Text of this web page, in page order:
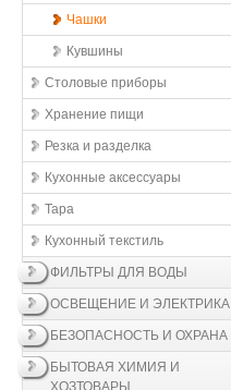
Чашки
Кувшины
Столовые приборы
Хранение пищи
Резка и разделка
Кухонные aксессуары
Тара
Кухонный текстиль
ФИЛЬТРЫ ДЛЯ ВОДЫ
ОСВЕЩЕНИЕ И ЭЛЕКТРИКА
БЕЗОПАСНОСТЬ И ОХРАНА
БЫТОВАЯ ХИМИЯ И
ХОЗТОВАРЫ